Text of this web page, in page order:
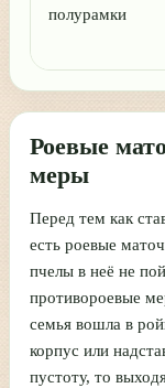
полурамки
Роевые
меры
Перед тем как
есть роевые
пчелы в неё не
противороевые
семья вошла в
корпус или
пустоту, то